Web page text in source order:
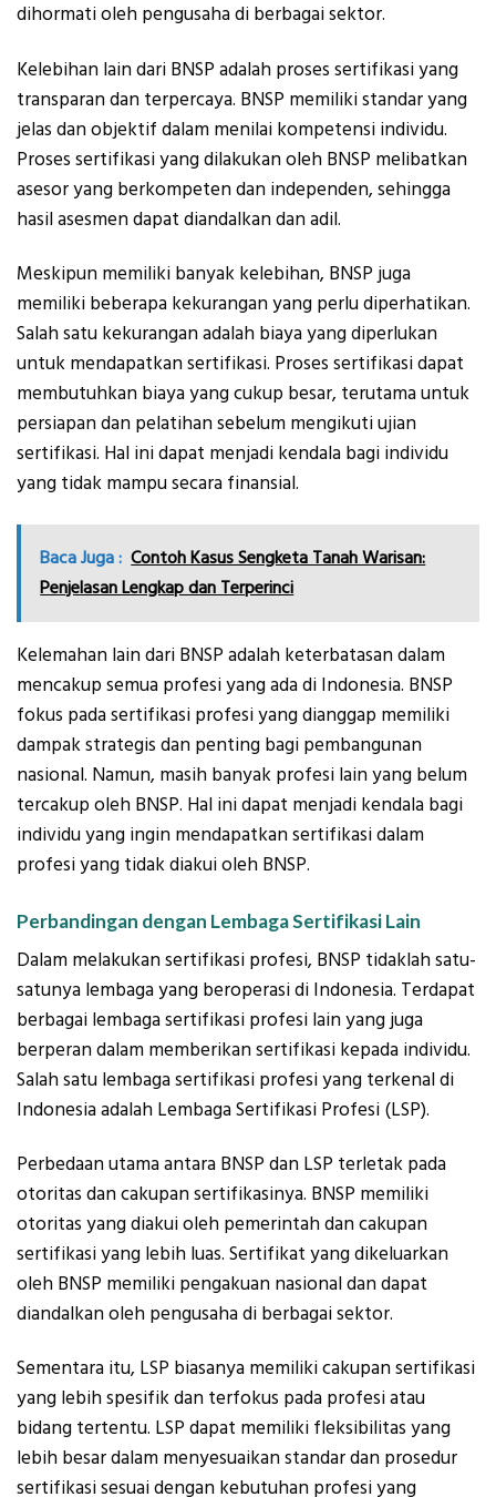
dihormati oleh pengusaha di berbagai sektor.
Kelebihan lain dari BNSP adalah proses sertifikasi yang
transparan dan terpercaya. BNSP memiliki standar yang
jelas dan objektif dalam menilai kompetensi individu.
Proses sertifikasi yang dilakukan oleh BNSP melibatkan
asesor yang berkompeten dan independen, sehingga
hasil asesmen dapat diandalkan dan adil.
Meskipun memiliki banyak kelebihan, BNSP juga
memiliki beberapa kekurangan yang perlu diperhatikan.
Salah satu kekurangan adalah biaya yang diperlukan
untuk mendapatkan sertifikasi. Proses sertifikasi dapat
membutuhkan biaya yang cukup besar, terutama untuk
persiapan dan pelatihan sebelum mengikuti ujian
sertifikasi. Hal ini dapat menjadi kendala bagi individu
yang tidak mampu secara finansial.
Baca Juga : Contoh Kasus Sengketa Tanah Warisan:
Penjelasan Lengkap dan Terperinci
Kelemahan lain dari BNSP adalah keterbatasan dalam
mencakup semua profesi yang ada di Indonesia. BNSP
fokus pada sertifikasi profesi yang dianggap memiliki
dampak strategis dan penting bagi pembangunan
nasional. Namun, masih banyak profesi lain yang belum
tercakup oleh BNSP. Hal ini dapat menjadi kendala bagi
individu yang ingin mendapatkan sertifikasi dalam
profesi yang tidak diakui oleh BNSP.
Perbandingan dengan Lembaga Sertifikasi Lain
Dalam melakukan sertifikasi profesi, BNSP tidaklah satu-
satunya lembaga yang beroperasi di Indonesia. Terdapat
berbagai lembaga sertifikasi profesi lain yang juga
berperan dalam memberikan sertifikasi kepada individu.
Salah satu lembaga sertifikasi profesi yang terkenal di
Indonesia adalah Lembaga Sertifikasi Profesi (LSP).
Perbedaan utama antara BNSP dan LSP terletak pada
otoritas dan cakupan sertifikasinya. BNSP memiliki
otoritas yang diakui oleh pemerintah dan cakupan
sertifikasi yang lebih luas. Sertifikat yang dikeluarkan
oleh BNSP memiliki pengakuan nasional dan dapat
diandalkan oleh pengusaha di berbagai sektor.
Sementara itu, LSP biasanya memiliki cakupan sertifikasi
yang lebih spesifik dan terfokus pada profesi atau
bidang tertentu. LSP dapat memiliki fleksibilitas yang
lebih besar dalam menyesuaikan standar dan prosedur
sertifikasi sesuai dengan kebutuhan profesi yang